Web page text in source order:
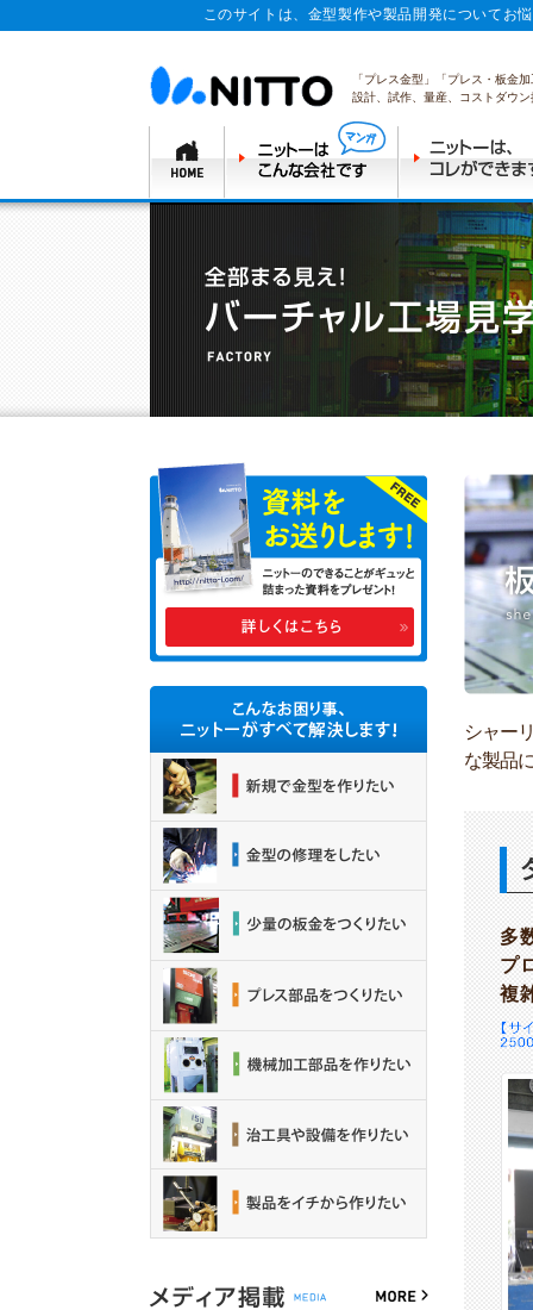
このサイトは、金型製作や製品開発についてお
「プレス金型」「プレス・板金
設計、試作、量産、コストダウ
シャー
な製品
多
プ
複